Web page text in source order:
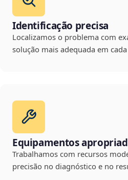
Identificação precisa
Localizamos o problema com
solução mais adequada em
Equipamentos
Trabalhamos com recursos
precisão no diagnóstico e no